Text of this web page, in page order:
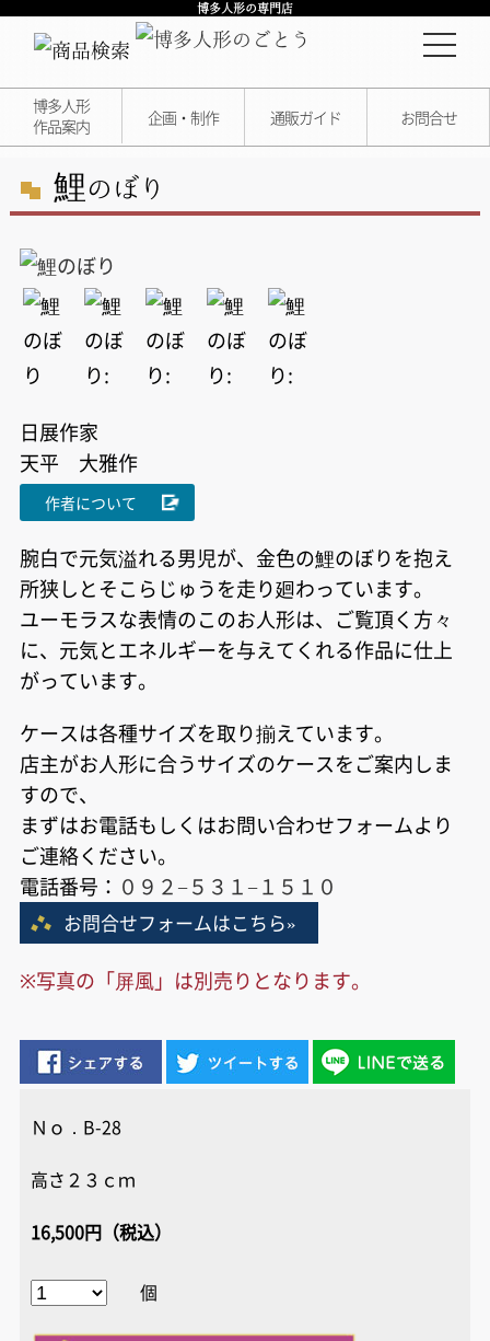
博多人形の専門店
博多人形
作品案内
企画・制作 通販ガイド お問合せ
鯉 のぼり
日展作家
天平 大雅作
作者について
腕白で元気溢れる男児が、金色の鯉のぼりを抱え
所狭しとそこらじゅうを走り廻わっています。
ユーモラスな表情のこのお人形は、ご覧頂く方々
に、元気とエネルギーを与えてくれる作品に仕上
がっています。
ケースは各種サイズを取り揃えています。
店主がお人形に合うサイズのケースをご案内しま
すので、
まずはお電話もしくはお問い合わせフォームより
ご連絡ください。
電話番号： ０９２−５３１−１５１０
お問合せフォームはこちら»
※写真の「屏風」は別売りとなります。
Ｎｏ．B-28
高さ２３ｃｍ
16,500円（税込）
個